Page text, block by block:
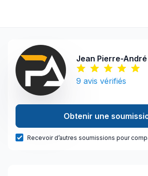
Jean Pierre-André
9 avis vérifiés
Obtenir une
Recevoir d’autres soumissions pour